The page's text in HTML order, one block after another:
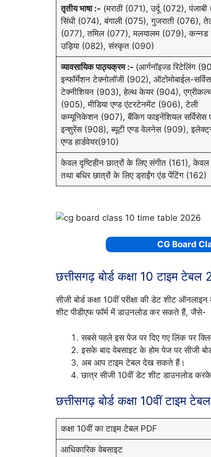
तृतीय भाषा :- (मराठी (071), उर्दू (072),
सिंधी (074), बंगाली (075), गुजराती (076),
(077), तमिल (077), मलयालम (079), कन्नड
उड़िया (082), संस्कृत (090)
व्यावसायिक पाठ्यक्रम :- (आर्गनॉइज्ड रिटेलिंग
इन्फॉर्मेशन टेक्नोलॉजी (902), ऑटोमोबाईल-सर्विस
टेक्नीशियन (903), हेल्थ केयर (904),
(905), मीडिया एण्ड एंटरटेनमेंट (906), टेली
कम्यूनिकेशन (907), बैंकिग फाइनेंशियल सर्विसेस
इन्शुरेंस (908), ब्यूटी एण्ड वेलनेस (909),
एण्ड हार्डवेयर(910)
केवल दृष्टिहीन छात्रों के लिए संगीत (161),
तथा बधिर छात्रों के लिए ड्राईंग एंड पेंटिंग (162)
CG Board
छत्तीसगढ़ बोर्ड कक्षा 10 टाइम
सीजी बोर्ड कक्षा 10वीं परीक्षा की डेट शीट
शीट पीडीएफ फॉर्म में डाउनलोड कर सकते हैं, जैसे-
सबसे पहले इस पेज पर दिए गए लिंक पर
इसके बाद वेबसाइट के होम पेज पर सीजी
अब आप टाइम टेबल देख सकते हैं।
छात्र सीजी 10वीं डेट शीट डाउनलोड
छत्तीसगढ़ बोर्ड कक्षा 10वीं टाइम
कक्षा 10वीं का टाइम टेबल PDF
आधिकारिक वेबसाइट